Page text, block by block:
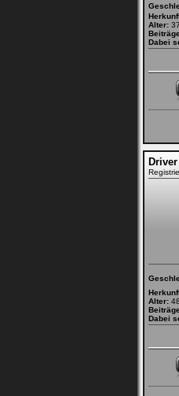
Alter: 37
Dabei
Driver
Alter: 48
Dabei